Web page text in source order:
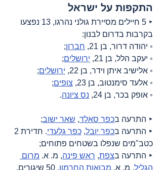
התקפות על ישראל
‣ 5 חיילים מסיירת גולני נהרגו, 13 נפצעו
בקרבות בדרום לבנון:
◦ יהודה דרור, בן 21,
חברון;
◦ יעקב הלל, בן 21,
ירושלים;
◦ אלישיב איתן וידר, בן 22,
ירושלים;
◦ אלעד סימנטוב, בן 23,
צופים;
◦ אופק בכר, בן 24,
נס ציונה.
‣ התרעה בכפר סאלד, שאר ישוב;
‣ התרעה בכפר יובל, כפר גלעדי
כטב"מים שנפלו בשטחים פתוחים;
‣ התרעה בצפת, ראש פינה, מ. א. מרום
הגליל, מ. א. מבואות החרמון
. 50 שיגורים.